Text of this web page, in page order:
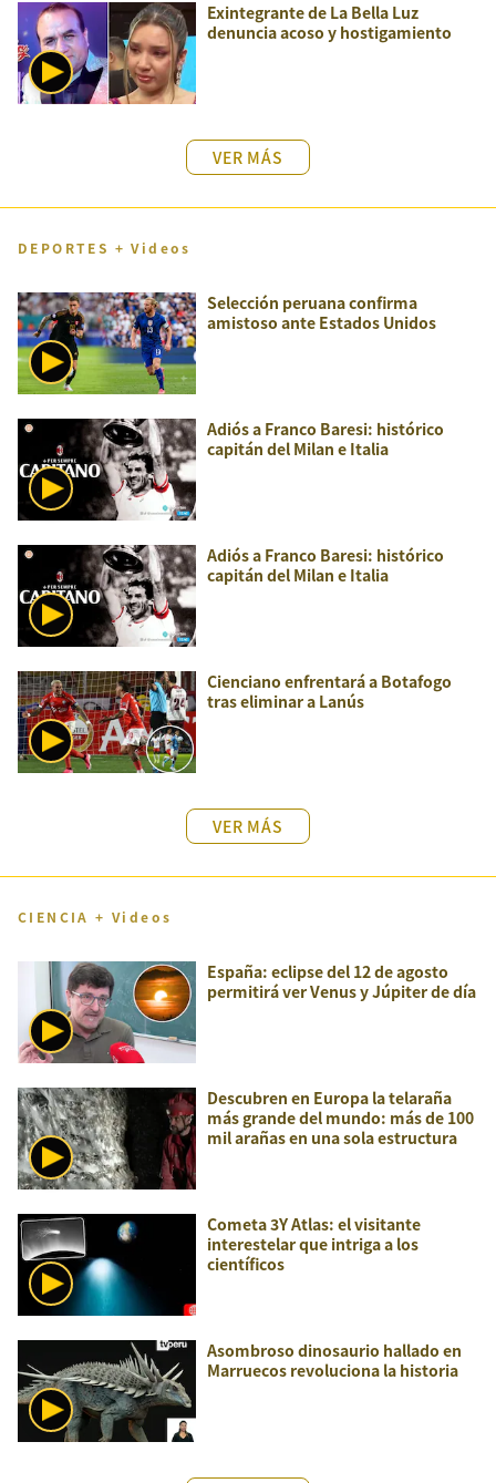
Exintegrante de La Bella Luz
denuncia acoso y hostigamiento
VER MÁS
DEPORTES + Videos
Selección peruana confirma
amistoso ante Estados Unidos
Adiós a Franco Baresi: histórico
capitán del Milan e Italia
Adiós a Franco Baresi: histórico
capitán del Milan e Italia
Cienciano enfrentará a Botafogo
tras eliminar a Lanús
VER MÁS
CIENCIA + Videos
España: eclipse del 12 de agosto
permitirá ver Venus y Júpiter de día
Descubren en Europa la telaraña
más grande del mundo: más de 100
mil arañas en una sola estructura
Cometa 3Y Atlas: el visitante
interestelar que intriga a los
científicos
Asombroso dinosaurio hallado en
Marruecos revoluciona la historia